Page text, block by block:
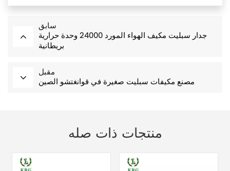
سابق
جدار سبليت مكيف الهواء المورد 24000 وحدة حرارية
بريطانية
مقبل
مصنع مكيفات سبليت صغيرة في قوانغتشو الصين
منتجات ذات صله